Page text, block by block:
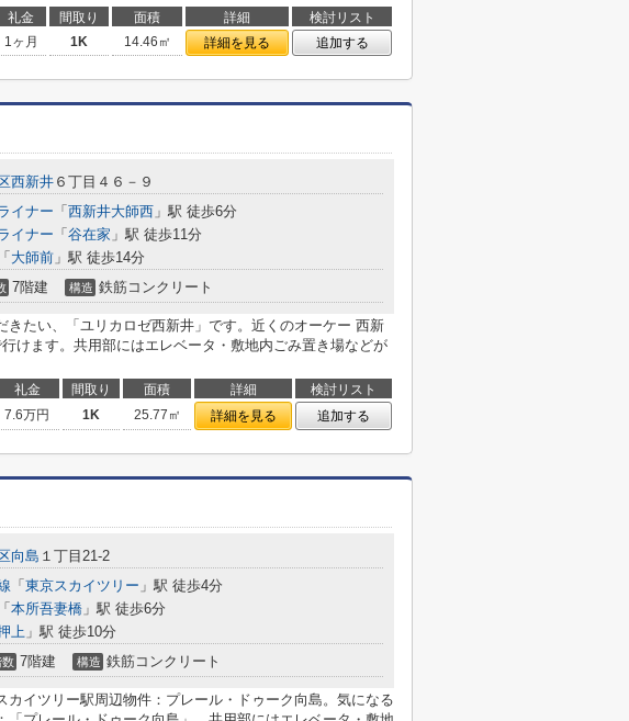
礼金 間取り 面積 詳細
検討リスト
1ヶ月 1K 14.46㎡ 詳細を見る 追加する
西新井 ６丁目４６－９
イナー 「 西新井大師西 」駅 徒歩6分
イナー 「 谷在家 」駅 徒歩11分
「 大師前 」駅 徒歩14分
7階建 構造 鉄筋コンクリート
きたい、「ユリカロゼ西新井」です。近くのオーケー 西新
けます。共用部にはエレベータ・敷地内ごみ置き場などが
礼金 間取り 面積 詳細
検討リスト
7.6万円 1K 25.77㎡ 詳細を見る 追加する
向島 １丁目21-2
「 東京スカイツリー 」駅 徒歩4分
「 本所吾妻橋 」駅 徒歩6分
上 」駅 徒歩10分
数 7階建 構造 鉄筋コンクリート
カイツリー駅周辺物件：プレール・ドゥーク向島。気になる